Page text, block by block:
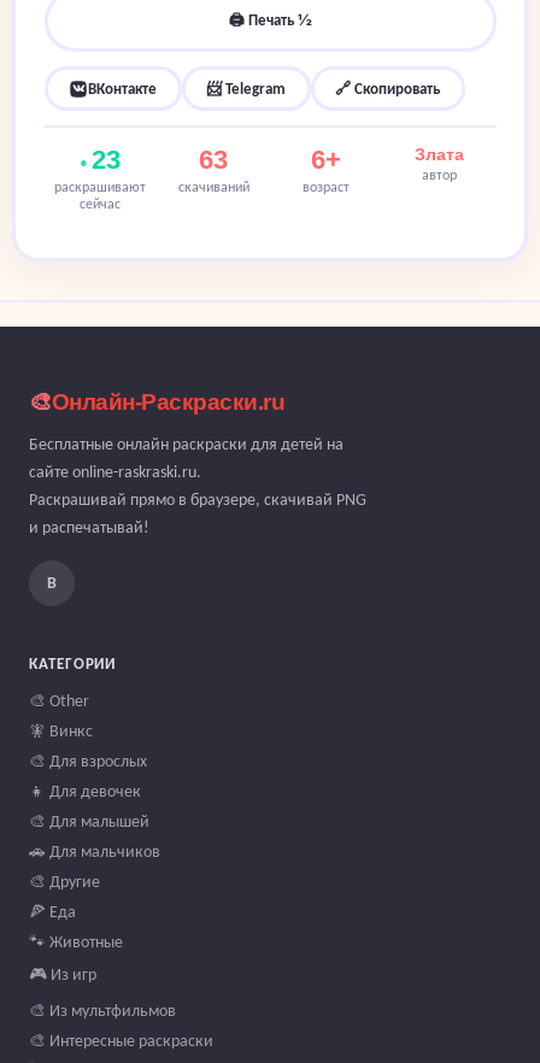
🖨 Печать ½
ВКонтакте 📨 Telegram 🔗 Скопировать
23
раскрашивают
сейчас
63
скачиваний
6+
возраст
Злата
автор
🎨Онлайн-Раскраски.ru
Бесплатные онлайн раскраски для детей на
сайте online-raskraski.ru.
Раскрашивай прямо в браузере, скачивай PNG
и распечатывай!
В
КАТЕГОРИИ
🎨 Other
🧚 Винкс
🎨 Для взрослых
👧 Для девочек
🎨 Для малышей
🚗 Для мальчиков
🎨 Другие
🍕 Еда
🐾 Животные
🎮 Из игр
🎨 Из мультфильмов
🎨 Интересные раскраски